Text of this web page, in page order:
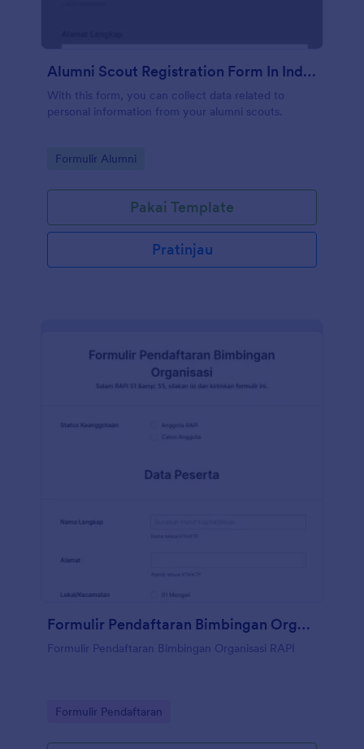
Alumni Scout Registration Form In Indonesian
With this form, you can collect data related to
personal information from your alumni scouts.
Go to Category:
Formulir Alumni
Pakai Template
Pratinjau
Formulir Pendaftaran Bimbingan Organisasi RAPI
Formulir Pendaftaran Bimbingan Organisasi RAPI
Go to Category:
Formulir Pendaftaran